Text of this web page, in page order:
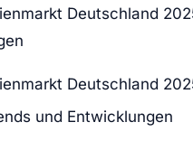
Deutschland
Deutschland
und Entwicklungen